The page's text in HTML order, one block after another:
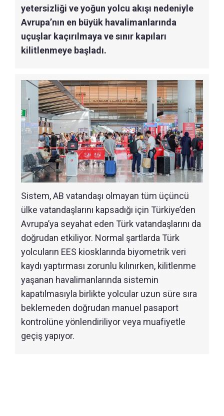
yetersizliği ve yoğun yolcu akışı nedeniyle
Avrupa’nın en büyük havalimanlarında
uçuşlar kaçırılmaya ve sınır kapıları
kilitlenmeye başladı.
Sistem, AB vatandaşı olmayan tüm üçüncü
ülke vatandaşlarını kapsadığı için Türkiye’den
Avrupa’ya seyahat eden Türk vatandaşlarını da
doğrudan etkiliyor. Normal şartlarda Türk
yolcuların EES kiosklarında biyometrik veri
kaydı yaptırması zorunlu kılınırken, kilitlenme
yaşanan havalimanlarında sistemin
kapatılmasıyla birlikte yolcular uzun süre sıra
beklemeden doğrudan manuel pasaport
kontrolüne yönlendiriliyor veya muafiyetle
geçiş yapıyor.